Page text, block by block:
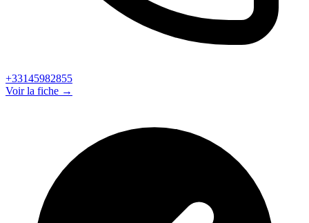
+33145982855
Voir la fiche →